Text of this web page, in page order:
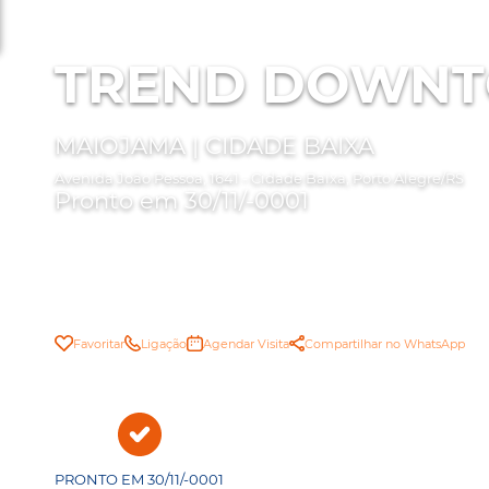
TREND
MAIOJAMA | CIDADE BAIXA
Avenida João Pessoa, 1641 - Cidade Baixa, Porto Alegre/RS
Pronto em 30/11/-0001
Favoritar Ligação Agendar Visita Compartilhar no WhatsApp
PRONTO EM 30/11/-0001